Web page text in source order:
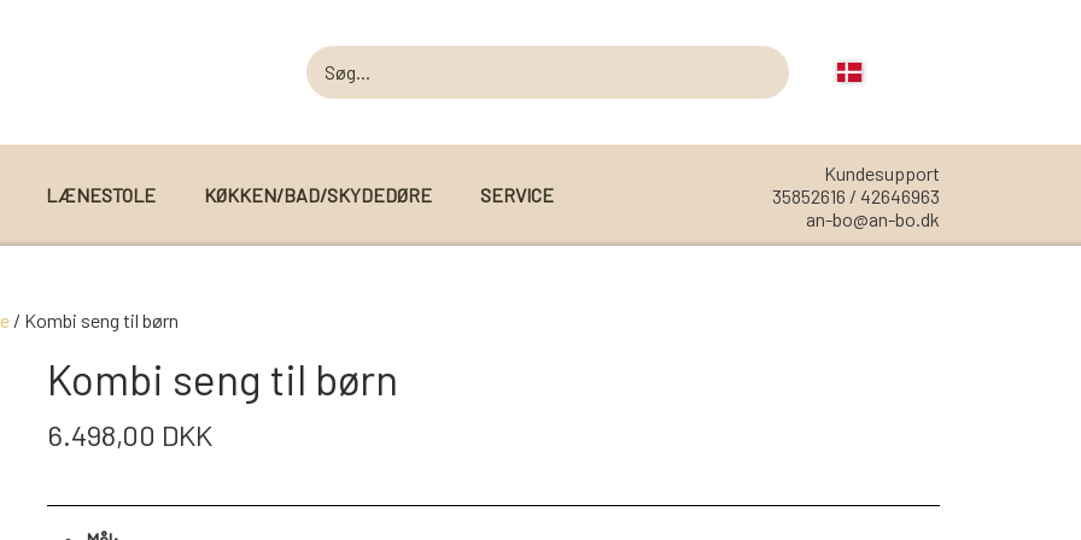
MODUL SOFAER
MODUL SOFA DETROIT
MODUL SOFA SEATTLE
REOLER/OPBEVARING
LÆNESTOLE KØKKEN/BAD/SKYDEDØRE SERVICE
Kundesupport
35852616 / 42646963
an-bo@an-bo.dk
Kombi seng til børn
Kombi seng til børn
6.498,00 DKK